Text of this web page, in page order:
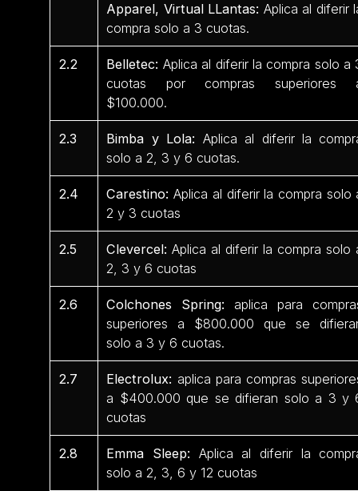
Apparel, Virtual LLantas: Aplica al diferir
compra solo a 3 cuotas.
2.2 Belletec: Aplica al diferir la compra solo a
cuotas por compras superiores
$100.000.
2.3 Bimba y Lola: Aplica al diferir la
solo a 2, 3 y 6 cuotas.
2.4 Carestino: Aplica al diferir la compra solo
2 y 3 cuotas
2.5 Clevercel:Aplica al diferir la compra solo
2, 3 y 6 cuotas
2.6 Colchones Spring: aplica para
superiores a $800.000 que se
solo a 3 y 6 cuotas.
2.7 Electrolux: aplica para compras
a $400.000 que se difieran solo a 3 y
cuotas
2.8 Emma Sleep: Aplica al diferir la
solo a 2, 3, 6 y 12 cuotas